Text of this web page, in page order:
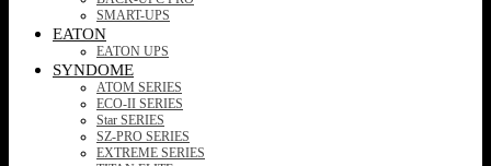
SMART-UPS
EATON
EATON UPS
SYNDOME
ATOM SERIES
ECO-II SERIES
Star SERIES
SZ-PRO SERIES
EXTREME SERIES